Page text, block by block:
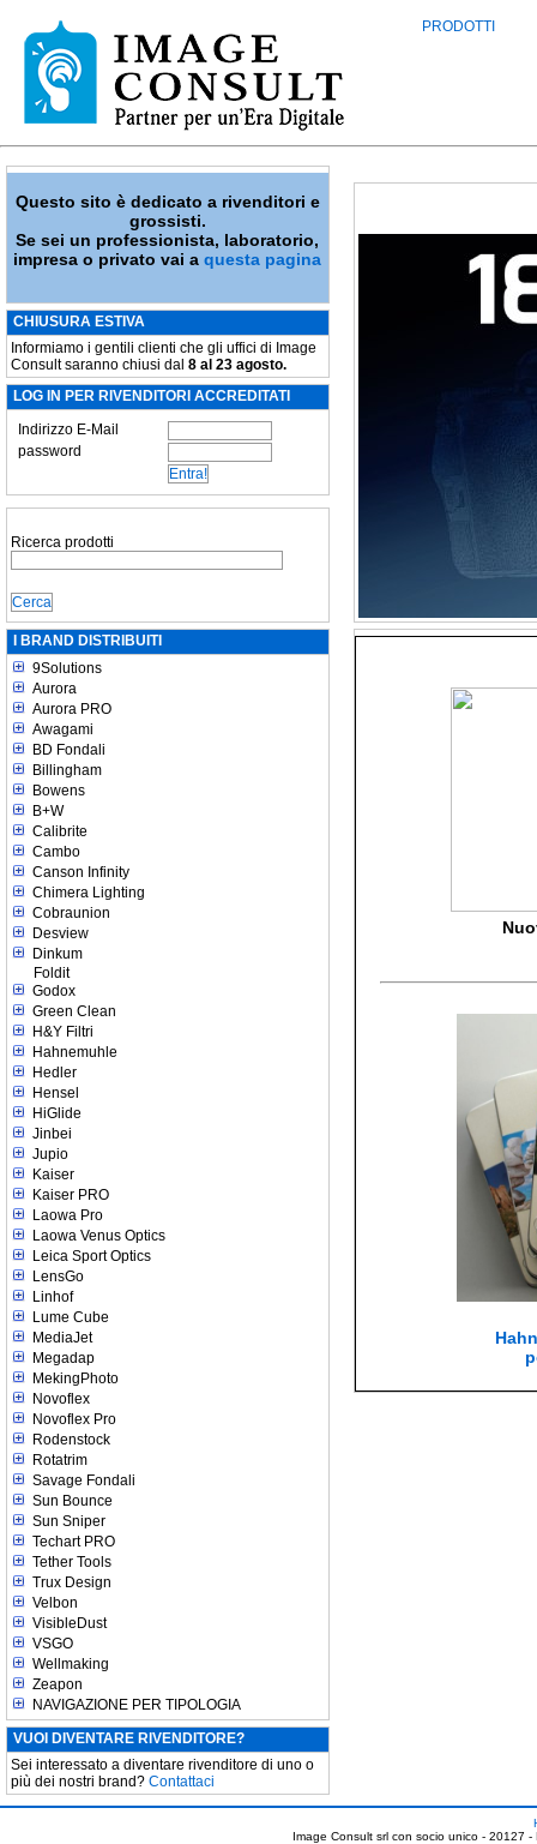
PRODOTTI
Questo sito è dedicato a rivenditori e
grossisti.
Se sei un professionista, laboratorio,
impresa o privato vai aquesta pagina
CHIUSURA ESTIVA
Informiamo i gentili clienti che gli uffici di Image
Consult saranno chiusi dal 8 al 23 agosto.
LOG IN PER RIVENDITORI ACCREDITATI
Indirizzo E-Mail
password
Ricerca prodotti
I BRAND DISTRIBUITI
9Solutions
Aurora
Aurora PRO
Awagami
BD Fondali
Billingham
Bowens
B+W
Calibrite
Cambo
Canson Infinity
Chimera Lighting
Cobraunion
Desview
Dinkum
Foldit
Godox
Green Clean
H&Y Filtri
Hahnemuhle
Hedler
Hensel
HiGlide
Jinbei
Jupio
Kaiser
Kaiser PRO
Laowa Pro
Laowa Venus Optics
Leica Sport Optics
LensGo
Linhof
Lume Cube
MediaJet
Megadap
MekingPhoto
Novoflex
Novoflex Pro
Rodenstock
Rotatrim
Savage Fondali
Sun Bounce
Sun Sniper
Techart PRO
Tether Tools
Trux Design
Velbon
VisibleDust
VSGO
Wellmaking
Zeapon
NAVIGAZIONE PER TIPOLOGIA
VUOI DIVENTARE RIVENDITORE?
Sei interessato a diventare rivenditore di uno o
più dei nostri brand? Contattaci
Image Consult srl con socio unico - 20127